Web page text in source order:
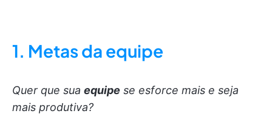
1. Metas da equipe
Quer que sua equipe se esforce mais e seja
mais produtiva?